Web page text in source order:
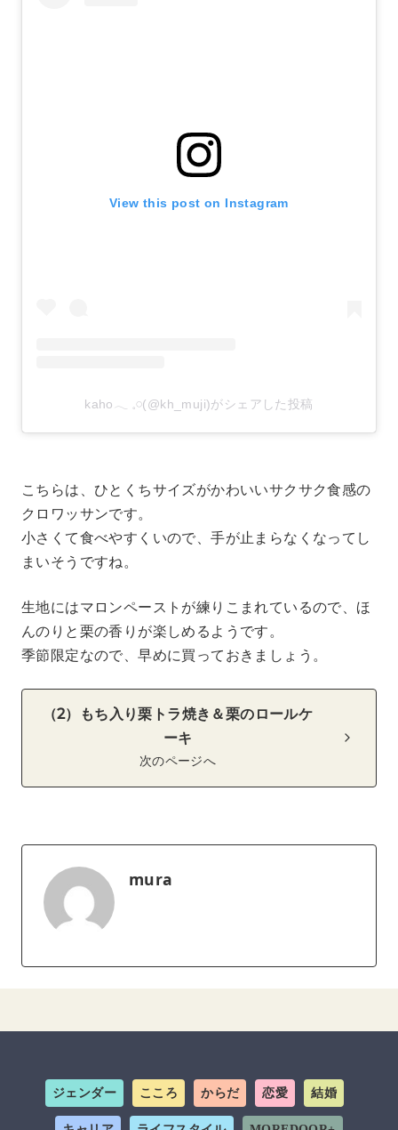
View this post on Instagram
kaho𓂃 𓈒𓏸(@kh_muji)がシェアした投稿
こちらは、ひとくちサイズがかわいいサクサク食感の
クロワッサンです。
小さくて食べやすくいので、手が止まらなくなってし
まいそうですね。
生地にはマロンペーストが練りこまれているので、ほ
んのりと栗の香りが楽しめるようです。
季節限定なので、早めに買っておきましょう。
（2）もち入り栗トラ焼き＆栗のロールケ
ーキ
次のページへ
mura
ジェンダー こころ からだ 恋愛 結婚